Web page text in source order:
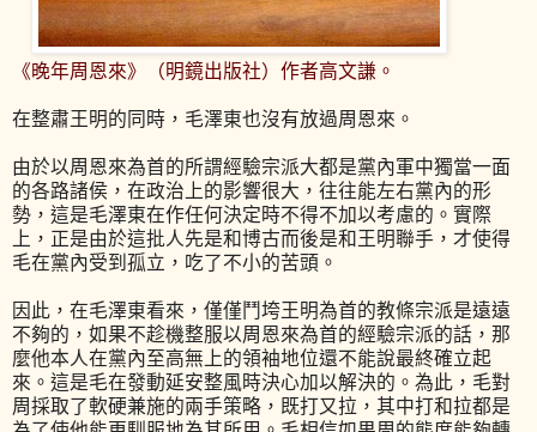
《晚年周恩來》（明鏡出版社）作者高文謙。
在整肅王明的同時，毛澤東也沒有放過周恩來。
由於以周恩來為首的所謂經驗宗派大都是黨內軍中獨當一面
的各路諸侯，在政治上的影響很大，往往能左右黨內的形
勢，這是毛澤東在作任何決定時不得不加以考慮的。實際
上，正是由於這批人先是和博古而後是和王明聯手，才使得
毛在黨內受到孤立，吃了不小的苦頭。
因此，在毛澤東看來，僅僅鬥垮王明為首的教條宗派是遠遠
不夠的，如果不趁機整服以周恩來為首的經驗宗派的話，那
麼他本人在黨內至高無上的領袖地位還不能說最終確立起
來。這是毛在發動延安整風時決心加以解決的。為此，毛對
周採取了軟硬兼施的兩手策略，既打又拉，其中打和拉都是